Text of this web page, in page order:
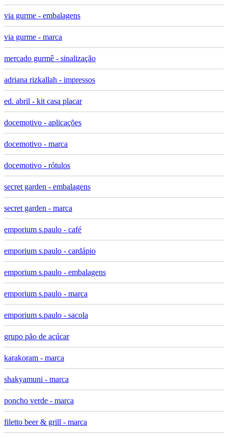
via gurme - embalagens
via gurme - marca
mercado gurmê - sinalização
adriana rizkallah - impressos
ed. abril - kit casa placar
docemotivo - aplicações
docemotivo - marca
docemotivo - rótulos
secret garden - embalagens
secret garden - marca
emporium s.paulo - café
emporium s.paulo - cardápio
emporium s.paulo - embalagens
emporium s.paulo - marca
emporium s.paulo - sacola
grupo pão de açúcar
karakoram - marca
shakyamuni - marca
poncho verde - marca
filetto beer & grill - marca